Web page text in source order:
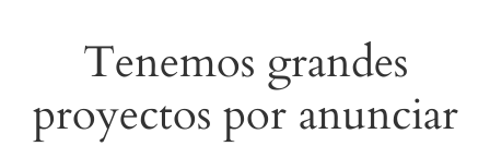
Tenemos grandes
proyectos por anunciar